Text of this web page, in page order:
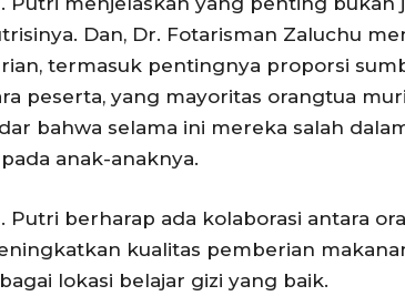
Dan, Dr. Fotarisman Zaluchu
termasuk pentingnya proporsi
peserta, yang mayoritas orangtua
bahwa selama ini mereka salah
anak-anaknya.
Putri berharap ada kolaborasi antara
kualitas pemberian
lokasi belajar gizi yang baik.